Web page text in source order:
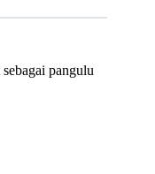
pangulu